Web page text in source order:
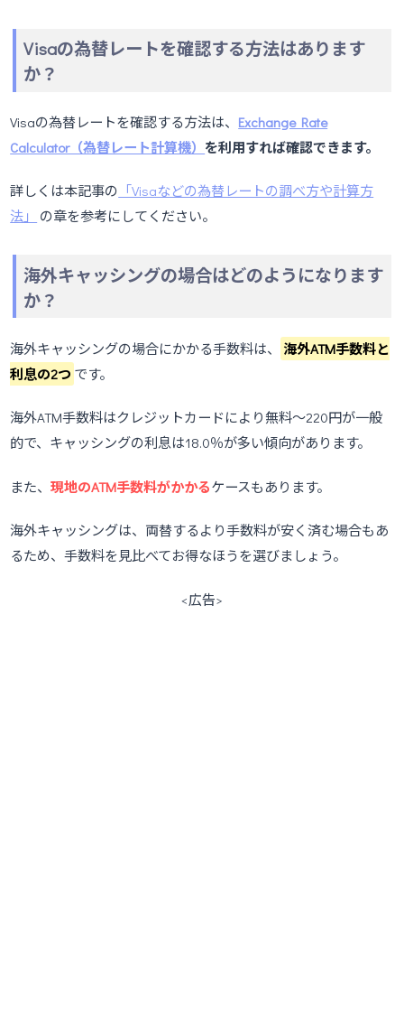
Visaの為替レートを確認する方法はあります
か？
Visaの為替レートを確認する方法は、 Exchange Rate
Calculator（為替レート計算機） を利用すれば確認できます。
詳しくは本記事の 「Visaなどの為替レートの調べ方や計算方
法」
の章を参考にしてください。
海外キャッシングの場合はどのようになります
か？
海外キャッシングの場合にかかる手数料は、
海外ATM手数料と
利息の2つ です。
海外ATM手数料はクレジットカードにより無料～220円が一般
的で、キャッシングの利息は18.0％が多い傾向があります。
また、現地のATM手数料がかかるケースもあります。
海外キャッシングは、両替するより手数料が安く済む場合もあ
るため、手数料を見比べてお得なほうを選びましょう。
<広告>